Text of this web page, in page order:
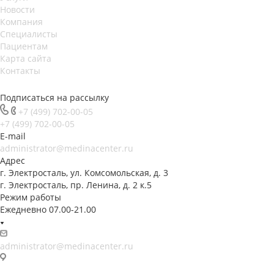
Новости
Компания
Специалисты
Пациентам
Карта сайта
Контакты
Подписаться на рассылку
+7 (499) 702-00-05
+7 (499) 702-00-05
E-mail
administrator@medinacenter.ru
Адрес
г. Электросталь, ул. Комсомольская, д. 3
г. Электросталь, пр. Ленина, д. 2 к.5
Режим работы
Ежедневно 07.00-21.00
administrator@medinacenter.ru